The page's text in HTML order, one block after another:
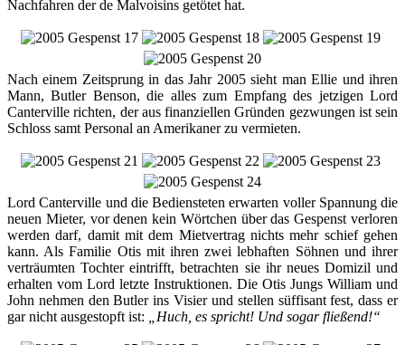
Nachfahren der de Malvoisins getötet hat.
Nach einem Zeitsprung in das Jahr 2005 sieht man Ellie und ihren
Mann, Butler Benson, die alles zum Empfang des jetzigen Lord
Canterville richten, der aus finanziellen Gründen gezwungen ist sein
Schloss samt Personal an Amerikaner zu vermieten.
Lord Canterville und die Bediensteten erwarten voller Spannung die
neuen Mieter, vor denen kein Wörtchen über das Gespenst verloren
werden darf, damit mit dem Mietvertrag nichts mehr schief gehen
kann. Als Familie Otis mit ihren zwei lebhaften Söhnen und ihrer
verträumten Tochter eintrifft, betrachten sie ihr neues Domizil und
erhalten vom Lord letzte Instruktionen. Die Otis Jungs William und
John nehmen den Butler ins Visier und stellen süffisant fest, dass er
gar nicht ausgestopft ist:
„Huch, es spricht! Und sogar fließend!“